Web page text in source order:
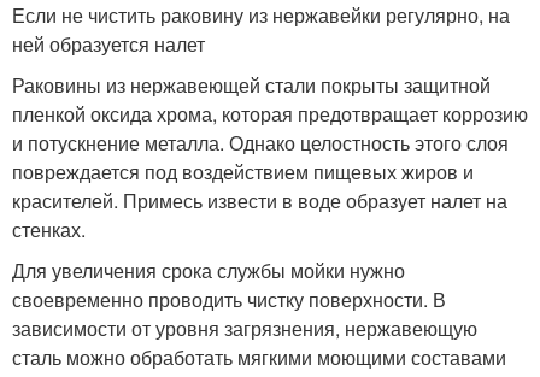
Если не чистить раковину из нержавейки регулярно, на
ней образуется налет
Раковины из нержавеющей стали покрыты защитной
пленкой оксида хрома, которая предотвращает коррозию
и потускнение металла. Однако целостность этого слоя
повреждается под воздействием пищевых жиров и
красителей. Примесь извести в воде образует налет на
стенках.
Для увеличения срока службы мойки нужно
своевременно проводить чистку поверхности. В
зависимости от уровня загрязнения, нержавеющую
сталь можно обработать мягкими моющими составами